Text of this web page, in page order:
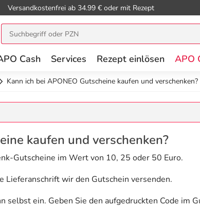
Versandkostenfrei ab 34.99 € oder mit Rezept
Cash Services Rezept einlösen APO
Kann ich bei APONEO Gutscheine kaufen und verschenken?
kaufen und verschenken?
Gutscheine im Wert von 10, 25 oder 50 Euro.
Lieferanschrift wir den Gutschein versenden.
selbst ein. Geben Sie den aufgedruckten Code im